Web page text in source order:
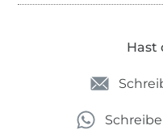
Hast